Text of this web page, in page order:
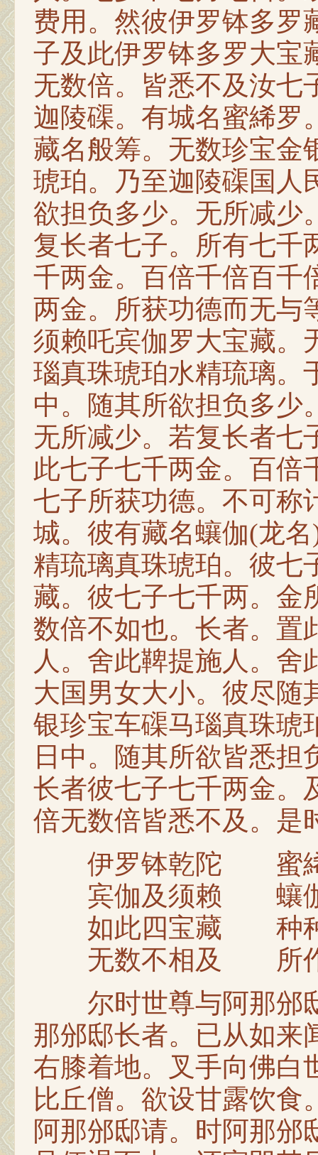
费用。然彼伊罗钵多罗
子及此伊罗钵多罗大宝
无数倍。皆悉不及汝七
迦陵磲。有城名蜜絺罗
藏名般筹。无数珍宝金
琥珀。乃至迦陵磲国人
欲担负多少。无所减少
复长者七子。所有七千
千两金。百倍千倍百千
两金。所获功德而无与
须赖吒宾伽罗大宝藏。
瑙真珠琥珀水精琉璃。
中。随其所欲担负多少
无所减少。若复长者七
此七子七千两金。百倍
七子所获功德。不可称
城。彼有藏名蠰伽(龙
精琉璃真珠琥珀。彼七
藏。彼七子七千两。金
数倍不如也。长者。置
人。舍此鞞提施人。舍
大国男女大小。彼尽随
银珍宝车磲马瑙真珠琥
日中。随其所欲皆悉
长者彼七子七千两金。
倍无数倍皆悉不及。是
伊罗钵乾陀 蜜絺
宾伽及须赖 蠰伽
如此四宝藏 种种
无数不相及 所作
尔时世尊与阿那邠
那邠邸长者。已从如来
右膝着地。叉手向佛白
比丘僧。欲设甘露饮食
阿那邠邸请。时阿那邠